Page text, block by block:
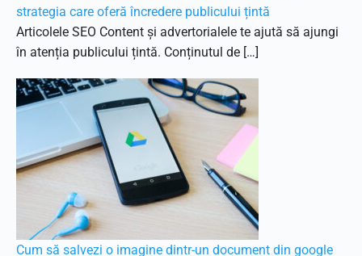
strategia care oferă încredere publicului țintă
Articolele SEO Content și advertorialele te ajută să ajungi
în atenția publicului țintă. Conținutul de […]
Cum să salvezi o imagine dintr-un document din google